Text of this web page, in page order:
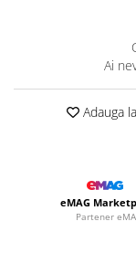
Ai
Adauga
eMAG
Partener